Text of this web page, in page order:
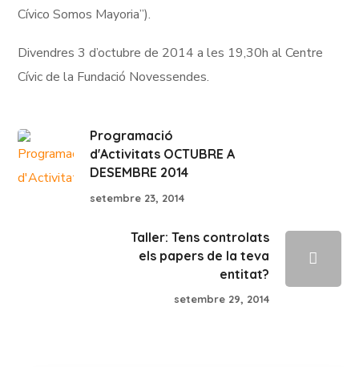
Cívico Somos Mayoria”).
Divendres 3 d’octubre de 2014 a les 19,30h al Centre
Cívic de la Fundació Novessendes.
Programació
d'Activitats OCTUBRE A
DESEMBRE 2014
setembre 23, 2014
Taller: Tens controlats
els papers de la teva
entitat?
setembre 29, 2014